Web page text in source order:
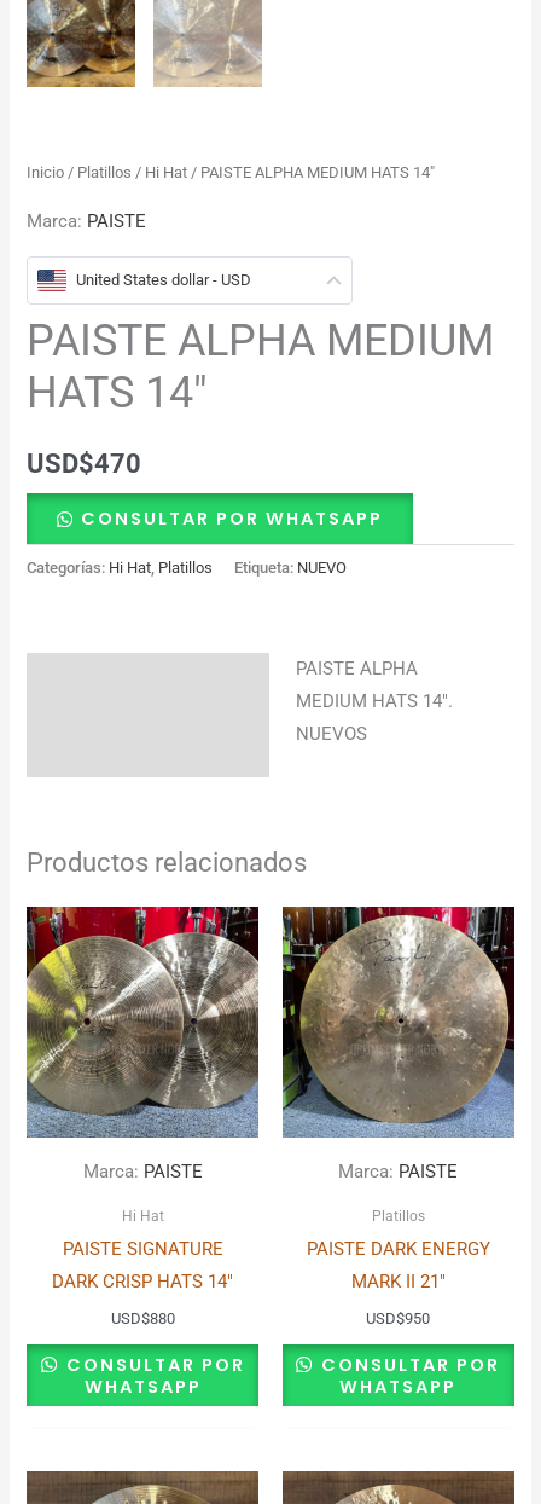
Inicio / Platillos / Hi Hat / PAISTE ALPHA MEDIUM HATS 14″
Marca: PAISTE
United States dollar - USD
PAISTE ALPHA MEDIUM
HATS 14″
USD$470
CONSULTAR POR WHATSAPP
Categorías: Hi Hat Platillos Etiqueta: NUEVO
PAISTE ALPHA
MEDIUM HATS 14″.
NUEVOS
Productos relacionados
Marca: PAISTE
Hi Hat
PAISTE SIGNATURE
DARK CRISP HATS 14″
USD$880
CONSULTAR POR
WHATSAPP
Marca: PAISTE
Platillos
PAISTE DARK ENERGY
MARK II 21″
USD$950
CONSULTAR POR
WHATSAPP